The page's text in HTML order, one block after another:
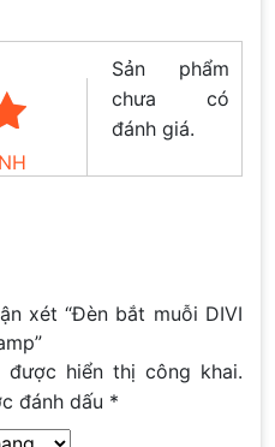
Sản phẩm
chưa có
đánh giá.
xét “Đèn bắt muỗi DIVI
được hiển thị công khai.
đánh dấu *